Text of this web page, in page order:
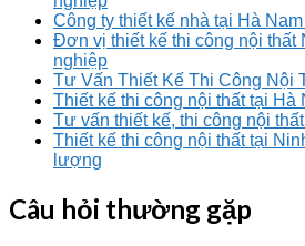
Công ty thiết kế nhà tại Hà
Đơn vị thiết kế thi công nội thất
nghiệp
Tư Vấn Thiết Kế Thi Công Nội
Thiết kế thi công nội thất tại
Tư vấn thiết kế, thi công nội
Thiết kế thi công nội thất tại
lượng
Câu hỏi thường gặp